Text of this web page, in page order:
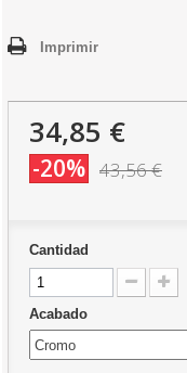
Imprimir
34,85 €
-20% 43,56 €
Cantidad
Acabado